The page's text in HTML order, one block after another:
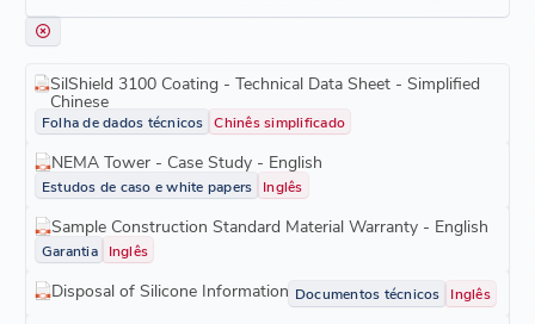
SilShield 3100 Coating - Technical Data Sheet - Simplified
Chinese
Folha de dados técnicos Chinês simplificado
NEMA Tower - Case Study - English
Estudos de caso e white papers Inglês
Sample Construction Standard Material Warranty - English
Garantia Inglês
Disposal of Silicone Information Documentos técnicos Inglês